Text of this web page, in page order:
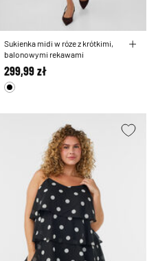
Sukienka midi w róze z krótkimi,
balonowymi rekawami
299,99 zł